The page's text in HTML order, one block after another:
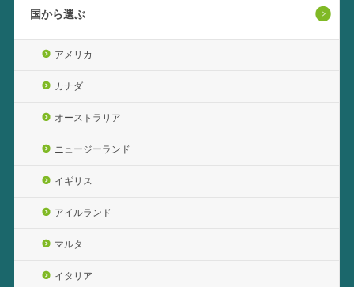
国から選ぶ
アメリカ
カナダ
オーストラリア
ニュージーランド
イギリス
アイルランド
マルタ
イタリア